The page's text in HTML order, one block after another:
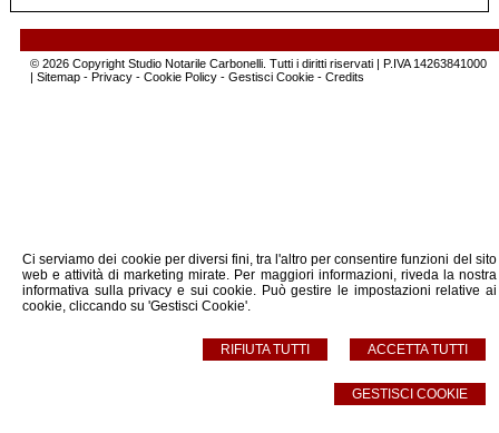
Ci serviamo dei cookie per diversi fini, tra l'altro per consentire funzioni del sito
web e attività di marketing mirate. Per maggiori informazioni, riveda la nostra
informativa sulla privacy e sui cookie. Può gestire le impostazioni relative ai
cookie, cliccando su 'Gestisci Cookie'.
ACCETTA TUTTI
RIFIUTA TUTTI
GESTISCI COOKIE
© 2026 Copyright Studio Notarile Carbonelli. Tutti i diritti riservati | P.IVA 14263841000
| Sitemap- Privacy- Cookie Policy- Gestisci Cookie- Credits